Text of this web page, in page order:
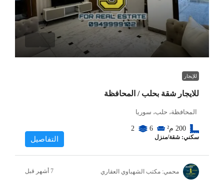
للإيجار
للايجار شقة بحلب / المحافظة
المحافظة، حلب، سوريا
200 م² 6
2
سكني: شقة/منزل التفاصيل
محمي: مكتب الشهباوي العقاري